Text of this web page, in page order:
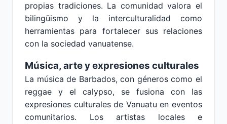
propias tradiciones. La comunidad valora el
bilingüismo y la interculturalidad como
herramientas para fortalecer sus relaciones
con la sociedad vanuatense.
Música, arte y expresiones culturales
La música de Barbados, con géneros como el
reggae y el calypso, se fusiona con las
expresiones culturales de Vanuatu en eventos
comunitarios. Los artistas locales e